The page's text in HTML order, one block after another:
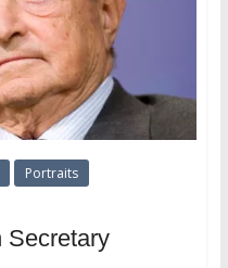
Portraits
Secretary